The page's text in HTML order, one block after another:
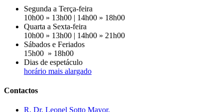
Segunda a Terça-feira
10h00 » 13h00 | 14h00 » 18h00
Quarta a Sexta-feira
10h00 » 13h00 | 14h00 » 21h00
Sábados e Feriados
15h00 » 18h00
Dias de espetáculo
horário mais alargado
Contactos
R. Dr. Leonel Sotto Mayor,